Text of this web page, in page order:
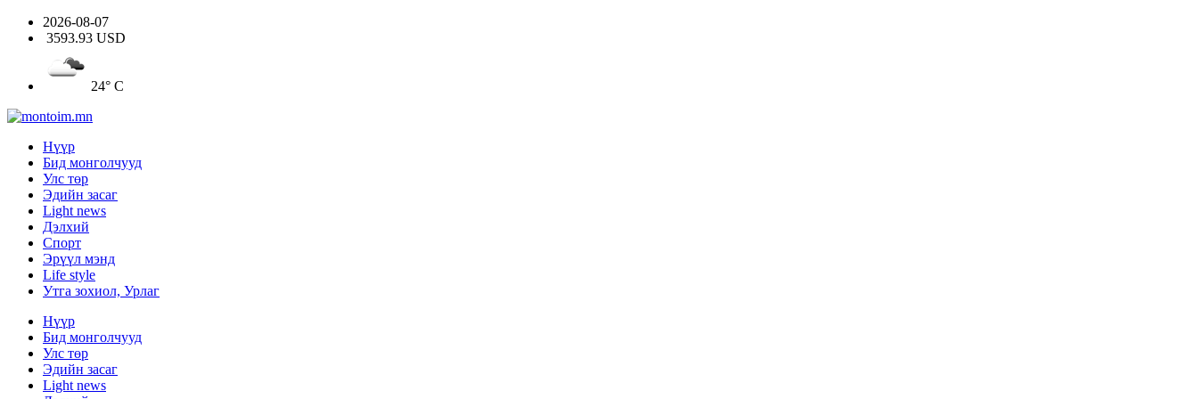
2026-08-07
3593.93 USD
24° C
Нүүр
Бид монголчууд
Улс төр
Эдийн засаг
Light news
Дэлхий
Спорт
Эрүүл мэнд
Life style
Утга зохиол, Урлаг
Нүүр
Бид монголчууд
Улс төр
Эдийн засаг
Light news